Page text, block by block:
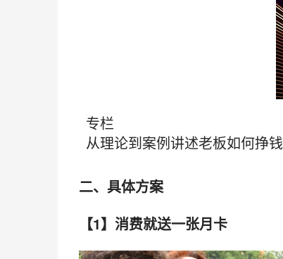
专栏
从理论到案例讲述老板如何挣钱
二、具体方案
【1】消费就送一张月卡